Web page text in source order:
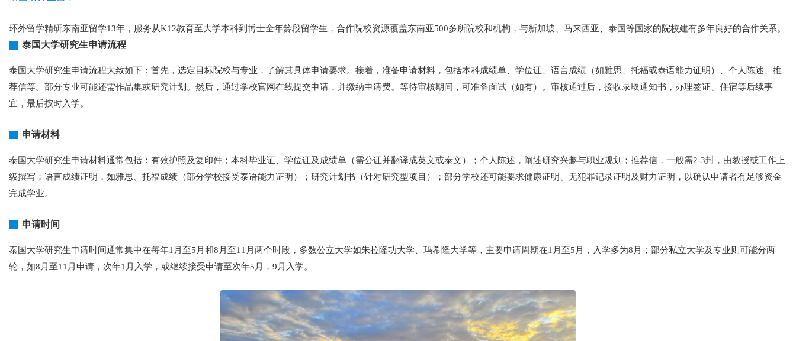
环外留学精研东南亚留学13年，服务从K12教育至大学本科到博士全年龄段留学生，合作院校资源覆盖东南亚500多所院校和机构，与新加坡、马来西亚、泰国等国家的院校建有多年良好的合作关系。
泰国大学研究生申请流程
泰国大学研究生申请流程大致如下：首先，选定目标院校与专业，了解其具体申请要求。接着，准备申请材料，包括本科成绩单、学位证、语言成绩（如雅思、托福或泰语能力证明）、个人陈述、推
荐信等。部分专业可能还需作品集或研究计划。然后，通过学校官网在线提交申请，并缴纳申请费。等待审核期间，可准备面试（如有）。审核通过后，接收录取通知书，办理签证、住宿等后续事
宜，最后按时入学。
申请材料
泰国大学研究生申请材料通常包括：有效护照及复印件；本科毕业证、学位证及成绩单（需公证并翻译成英文或泰文）；个人陈述，阐述研究兴趣与职业规划；推荐信，一般需2-3封，由教授或工作上
级撰写；语言成绩证明，如雅思、托福成绩（部分学校接受泰语能力证明）；研究计划书（针对研究型项目）；部分学校还可能要求健康证明、无犯罪记录证明及财力证明，以确认申请者有足够资金
完成学业。
申请时间
泰国大学研究生申请时间通常集中在每年1月至5月和8月至11月两个时段，多数公立大学如朱拉隆功大学、玛希隆大学等，主要申请周期在1月至5月，入学多为8月；部分私立大学及专业则可能分两
轮，如8月至11月申请，次年1月入学，或继续接受申请至次年5月，9月入学。